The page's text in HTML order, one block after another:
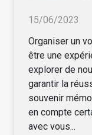
15/06/2023
Organiser un
être une
explorer de
garantir la
souvenir
en compte
avec vous...